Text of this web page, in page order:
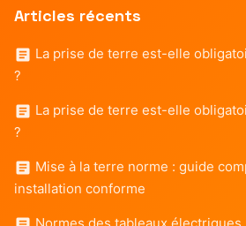
Articles récents
La prise de terre est-elle
?
La prise de terre est-elle
?
Mise à la terre norme : guide
installation conforme